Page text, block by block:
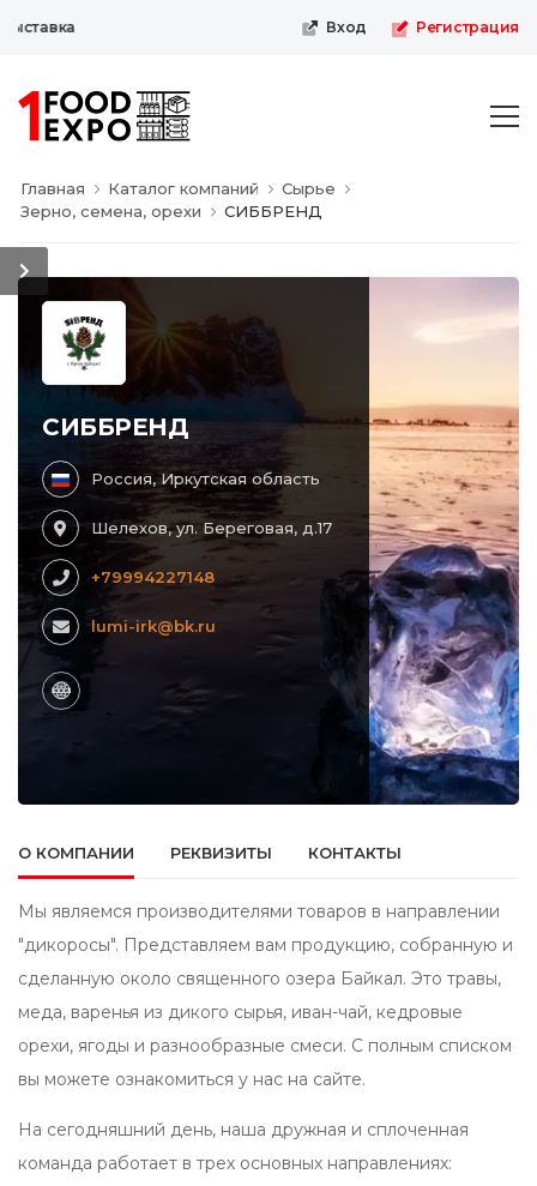
Вход Регистрация
Главная Каталог компаний
Сырье
Зерно, семена, орехи
СИББРЕНД
СИББРЕНД
Россия, Иркутская область
Шелехов, ул. Береговая, д.17
+79994227148
lumi-irk@bk.ru
О КОМПАНИИ РЕКВИЗИТЫ КОНТАКТЫ
Мы являемся производителями товаров в направлении
"дикоросы". Представляем вам продукцию, собранную и
сделанную около священного озера Байкал. Это травы,
меда, варенья из дикого сырья, иван-чай, кедровые
орехи, ягоды и разнообразные смеси. С полным списком
вы можете ознакомиться у нас на сайте.
На сегодняшний день, наша дружная и сплоченная
команда работает в трех основных направлениях: